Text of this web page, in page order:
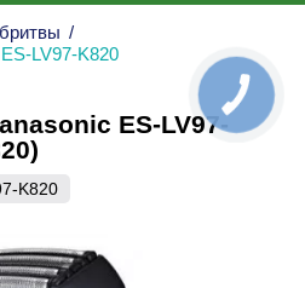
/
LV97-K820
ES-LV97-
K820
КНОПКА
ЗВ'ЯЗКУ